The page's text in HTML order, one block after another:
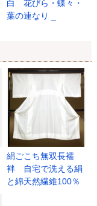
白 花びら・蝶々・
葉の連なり _
絹ごこち無双長襦
袢 自宅で洗える絹
と綿天然繊維100％